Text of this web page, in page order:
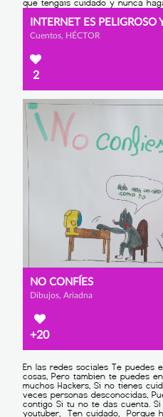
Cuentos, HÉCTOR
2
NO CONFÍES
Dibujos, Ariadna
+20